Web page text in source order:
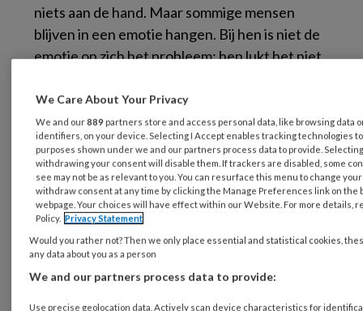
niets aan de hand. Maar sommige mensen
blijven in een emotie hangen. Bij hen is niet de
emotie op zich het probleem; hen lukt het niet
emotieregulatie noemen.
‘Emoties zijn goede raadgevers’
Ik ontdekte dat er nog maar weinig onderzoek
naar emotieregulatie is gedaan. Logisch, want
het idee dat het echte probleem zich
schuilhoudt in de emotieregulatie is in de
afgelopen vier jaar pas ontstaan.’
Hoe ontstaat zo’n verstoorde
We Care About Your Privacy
We and our889 partners store and access personal data, like browsing data
identifiers, on your device. Selecting I Accept enables tracking technologies
purposes shown under we and our partners process data to provide.
withdrawing your consent will disable them. If trackers are disabled, some
see may not be as relevant to you. You can resurface this menu to change
withdraw consent at any time by clicking the Manage Preferences link on the
webpage. Your choices will have effect within our Website. For more details,
Policy. Privacy Statement
Would you rather not? Then we only place essential and statistical cookies,
any data about you as a person
We and our partners process data to provide:
Use precise geolocation data. Actively scan device characteristics for